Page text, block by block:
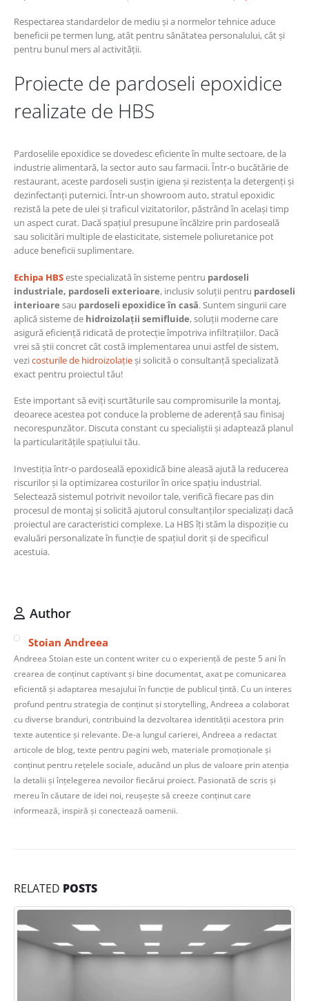
Respectarea standardelor de mediu și a normelor tehnice aduce
beneficii pe termen lung, atât pentru sănătatea personalului, cât și
pentru bunul mers al activității.
Proiecte de pardoseli epoxidice
realizate de HBS
Pardoselile epoxidice se dovedesc eficiente în multe sectoare, de la
industrie alimentară, la sector auto sau farmacii. Într-o bucătărie de
restaurant, aceste pardoseli susțin igiena și rezistența la detergenți și
dezinfectanți puternici. Într-un showroom auto, stratul epoxidic
rezistă la pete de ulei și traficul vizitatorilor, păstrând în același timp
un aspect curat. Dacă spațiul presupune încălzire prin pardoseală
sau solicitări multiple de elasticitate, sistemele poliuretanice pot
aduce beneficii suplimentare.
Echipa HBSeste specializată în sisteme pentru pardoseli
industriale, pardoseli exterioare, inclusiv soluții pentru pardoseli
interioare sau pardoseli epoxidice în casă. Suntem singurii care
aplică sisteme de hidroizolații semifluide, soluții moderne care
asigură eficiență ridicată de protecție împotriva infiltrațiilor. Dacă
vrei să știi concret cât costă implementarea unui astfel de sistem,
vezicosturile de hidroizolațieși solicită o consultanță specializată
exact pentru proiectul tău!
Este important să eviți scurtăturile sau compromisurile la montaj,
deoarece acestea pot conduce la probleme de aderență sau finisaj
necorespunzător. Discuta constant cu specialiștii și adaptează planul
la particularitățile spațiului tău.
Investiția într-o pardoseală epoxidică bine aleasă ajută la reducerea
riscurilor și la optimizarea costurilor în orice spațiu industrial.
Selectează sistemul potrivit nevoilor tale, verifică fiecare pas din
procesul de montaj și solicită ajutorul consultanților specializați dacă
proiectul are caracteristici complexe. La HBS îți stăm la dispoziție cu
evaluări personalizate în funcție de spațiul dorit și de specificul
acestuia.
Author
Stoian Andreea
Andreea Stoian este un content writer cu o experiență de peste 5 ani în
crearea de conținut captivant și bine documentat, axat pe comunicarea
eficientă și adaptarea mesajului în funcție de publicul țintă. Cu un interes
profund pentru strategia de conținut și storytelling, Andreea a colaborat
cu diverse branduri, contribuind la dezvoltarea identității acestora prin
texte autentice și relevante. De-a lungul carierei, Andreea a redactat
articole de blog, texte pentru pagini web, materiale promoționale și
conținut pentru rețelele sociale, aducând un plus de valoare prin atenția
la detalii și înțelegerea nevoilor fiecărui proiect. Pasionată de scris și
mereu în căutare de idei noi, reușește să creeze conținut care
informează, inspiră și conectează oamenii.
RELATED POSTS